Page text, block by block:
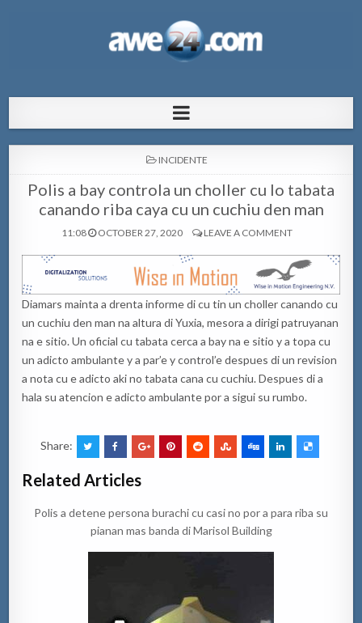
pa Aruba
POSTED
INCIDENTE
Polis a bay controla un choller cu lo tabata
canando riba caya cu un cuchiu den man
11:08 OCTOBER 27, 2020 LEAVE A COMMENT
Diamars mainta a drenta informe di cu tin un choller canando cu
un cuchiu den man na altura di Yuxia, mesora a dirigi patruyanan
na e sitio. Un oficial cu tabata cerca a bay na e sitio y a topa cu
un adicto ambulante y a par’e y control’e despues di un revision
a nota cu e adicto aki no tabata cana cu cuchiu. Despues di a
hala su atencion e adicto ambulante por a sigui su rumbo.
Share:
Related Articles
Polis a detene persona burachi cu casi no por a para riba su
pianan mas banda di Marisol Building